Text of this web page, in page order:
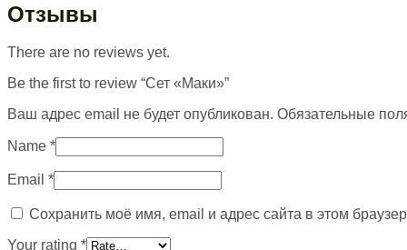
Отзывы
There are no reviews yet.
Be the first to review “Сет «Маки»”
Ваш адрес email не будет опубликован. Обязательные
Name *
Email *
Сохранить моё имя, email и адрес сайта в этом
Your rating *